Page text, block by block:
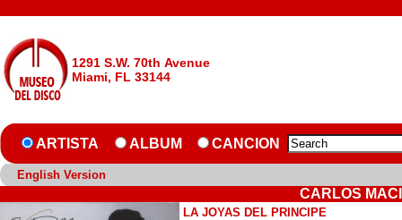
1291 S.W. 70th Avenue
Miami, FL 33144
ARTISTA ALBUM CANCION
English Version
CARLOS
LA JOYAS DEL PRINCIPE